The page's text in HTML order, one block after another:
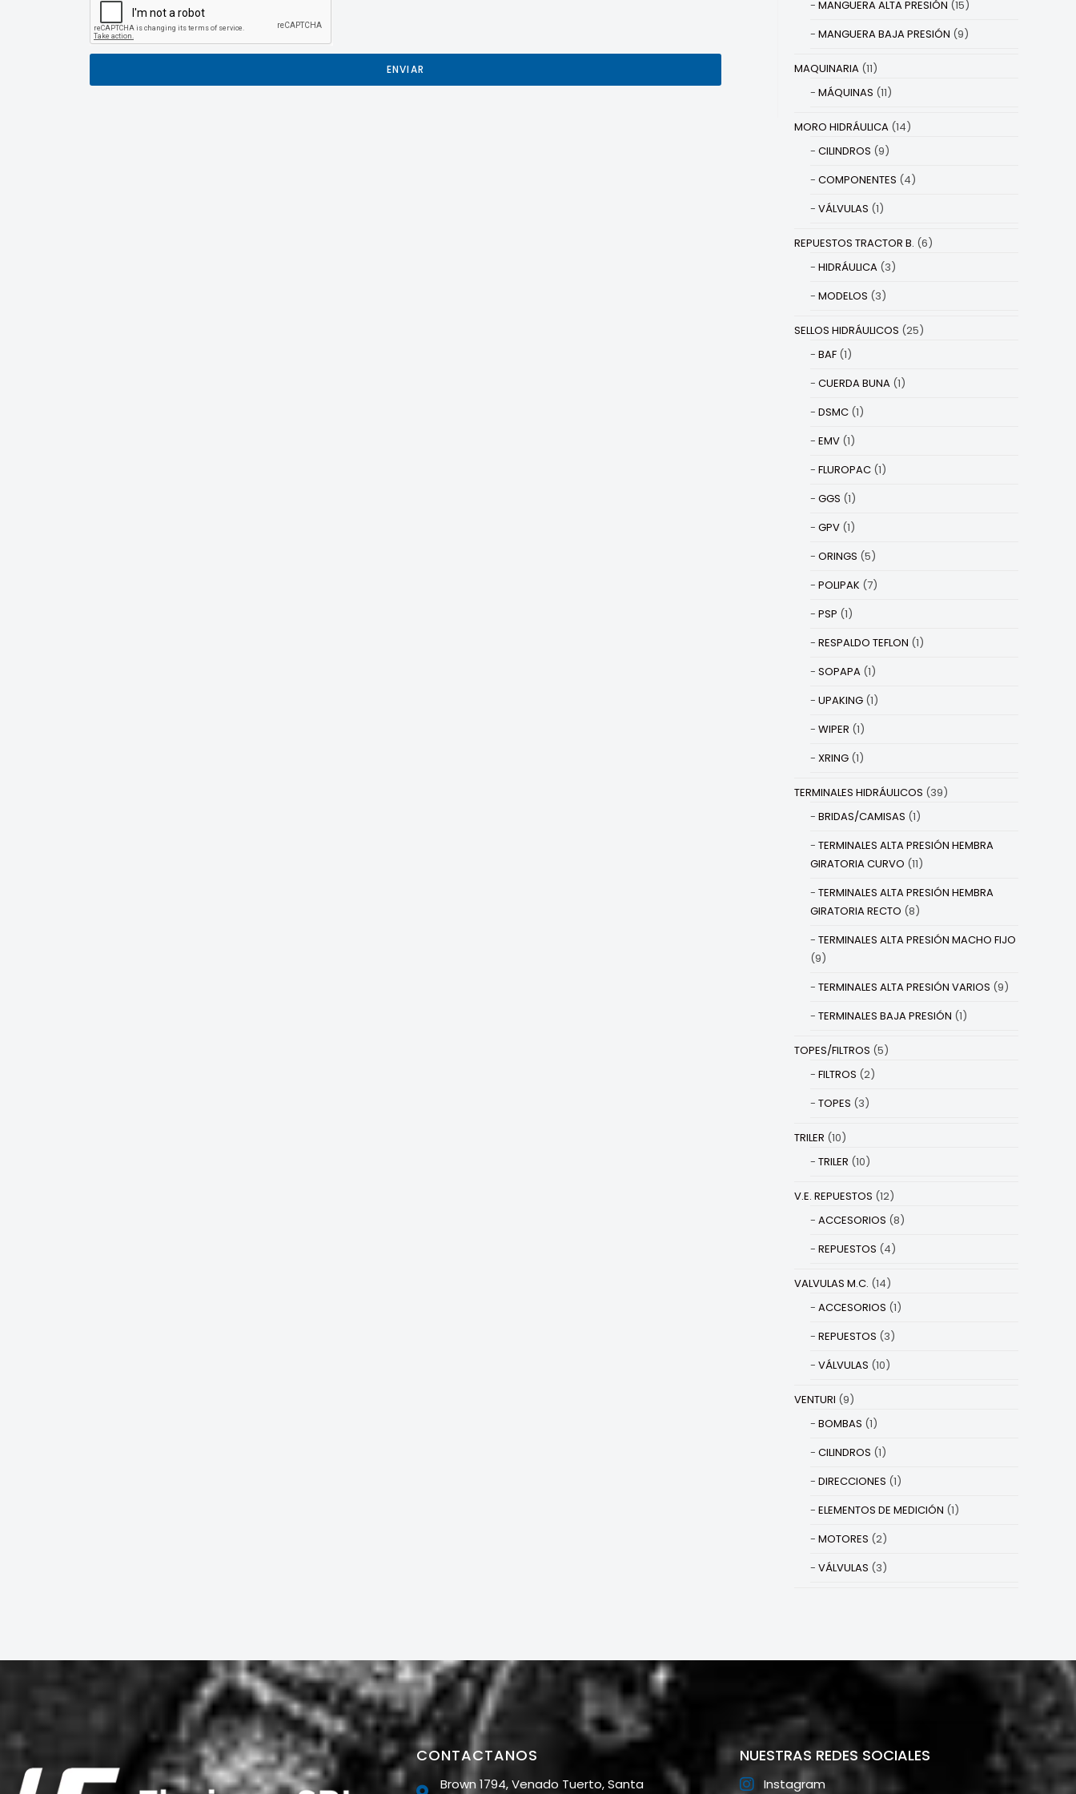
ENVIAR
MANGUERA ALTA PRESIÓN (15)
MANGUERA BAJA PRESIÓN (9)
MAQUINARIA (11)
MÁQUINAS (11)
MORO HIDRÁULICA (14)
CILINDROS (9)
COMPONENTES (4)
VÁLVULAS (1)
REPUESTOS TRACTOR B. (6)
HIDRÁULICA (3)
MODELOS (3)
SELLOS HIDRÁULICOS (25)
BAF (1)
CUERDA BUNA (1)
DSMC (1)
EMV (1)
FLUROPAC (1)
GGS (1)
GPV (1)
ORINGS (5)
POLIPAK (7)
PSP (1)
RESPALDO TEFLON (1)
SOPAPA (1)
UPAKING (1)
WIPER (1)
XRING (1)
TERMINALES HIDRÁULICOS (39)
BRIDAS/CAMISAS (1)
TERMINALES ALTA PRESIÓN HEMBRA
GIRATORIA CURVO (11)
TERMINALES ALTA PRESIÓN HEMBRA
GIRATORIA RECTO (8)
TERMINALES ALTA PRESIÓN MACHO FIJO
(9)
TERMINALES ALTA PRESIÓN VARIOS (9)
TERMINALES BAJA PRESIÓN (1)
TOPES/FILTROS (5)
FILTROS (2)
TOPES (3)
TRILER (10)
TRILER (10)
V.E. REPUESTOS (12)
ACCESORIOS (8)
REPUESTOS (4)
VALVULAS M.C. (14)
ACCESORIOS (1)
REPUESTOS (3)
VÁLVULAS (10)
VENTURI (9)
BOMBAS (1)
CILINDROS (1)
DIRECCIONES (1)
ELEMENTOS DE MEDICIÓN (1)
MOTORES (2)
VÁLVULAS (3)
CONTACTANOS
Brown 1794, Venado Tuerto, Santa
NUESTRAS REDES SOCIALES
Instagram